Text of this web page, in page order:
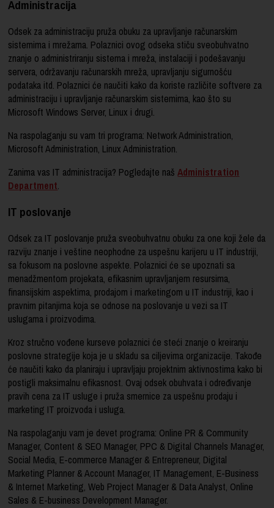
Administracija
Odsek za administraciju pruža obuku za upravljanje računarskim
sistemima i mrežama. Polaznici ovog odseka stiču sveobuhvatno
znanje o administriranju sistema i mreža, instalaciji i podešavanju
servera, održavanju računarskih mreža, upravljanju sigurnošću
podataka itd. Polaznici će naučiti kako da koriste različite softvere za
administraciju i upravljanje računarskim sistemima, kao što su
Microsoft Windows Server, Linux i drugi.
Na raspolaganju su vam tri programa: Network Administration,
Microsoft Administration, Linux Administration.
Zanima vas IT administracija? Pogledajte našAdministration
Department.
IT poslovanje
Odsek za IT poslovanje pruža sveobuhvatnu obuku za one koji žele da
razviju znanje i veštine neophodne za uspešnu karijeru u IT industriji,
sa fokusom na poslovne aspekte. Polaznici će se upoznati sa
menadžmentom projekata, efikasnim upravljanjem resursima,
finansijskim aspektima, prodajom i marketingom u IT industriji, kao i
pravnim pitanjima koja se odnose na poslovanje u vezi sa IT
uslugama i proizvodima.
Kroz stručno vođene kurseve polaznici će steći znanje o kreiranju
poslovne strategije koja je u skladu sa ciljevima organizacije. Takođe
će naučiti kako da planiraju i upravljaju projektnim aktivnostima kako bi
postigli maksimalnu efikasnost. Ovaj odsek obuhvata i određivanje
pravih cena za IT usluge i pruža smernice za uspešnu prodaju i
marketing IT proizvoda i usluga.
Na raspolaganju vam je devet programa: Online PR & Community
Manager, Content & SEO Manager, PPC & Digital Channels Manager,
Social Media, E-commerce Manager & Entrepreneur, Digital
Marketing Planner & Account Manager, IT Management, E-Business
& Internet Marketing, Web Project Manager & Data Analyst, Online
Sales & E-business Development Manager.